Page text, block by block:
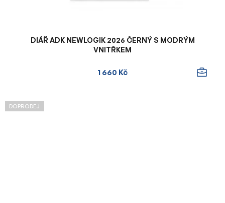
DIÁŘ ADK NEWLOGIK 2026 ČERNÝ S MODRÝM
VNITŘKEM
1 660 Kč
DOPRODEJ